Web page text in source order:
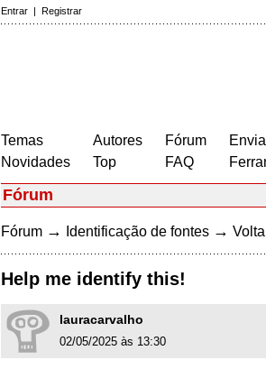
Entrar | Registrar
Temas
Novidades
Autores
Top
Fórum
FAQ
Fórum
Fórum → Identificação de fontes →
Help me identify this!
lauracarvalho
02/05/2025 às 13:30